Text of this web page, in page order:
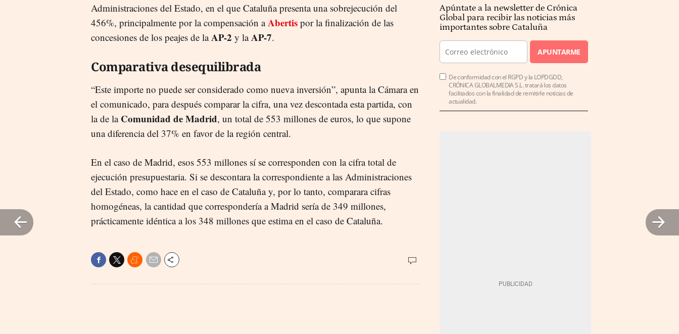
Administraciones del Estado, en el que Cataluña presenta una sobrejecución del
456%, principalmente por la compensación aAbertis por la finalización de las
concesiones de los peajes de laAP-2 y laAP-7.
Comparativa desequilibrada
“Este importe no puede ser considerado como nueva inversión”, apunta la Cámara en
el comunicado, para después comparar la cifra, una vez descontada esta partida, con
la de la Comunidad de Madrid, un total de 553 millones de euros, lo que supone
una diferencia del 37% en favor de la región central.
En el caso de Madrid, esos 553 millones sí se corresponden con la cifra total de
ejecución presupuestaria. Si se descontara la correspondiente a las Administraciones
del Estado, como hace en el caso de Cataluña y, por lo tanto, comparara cifras
homogéneas, la cantidad que correspondería a Madrid sería de 349 millones,
prácticamente idéntica a los 348 millones que estima en el caso de Cataluña.
Apúntate a la newsletter de Crónica
Global para recibir las noticias más
importantes sobre Cataluña
APUNTARME
De conformidad con el RGPD y la LOPDGDD,
CRÓNICA GLOBALMEDIA S.L. tratará los datos
facilitados con la finalidad de remitirle noticias de
actualidad.